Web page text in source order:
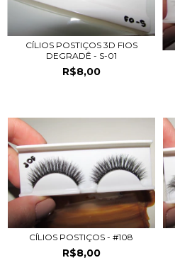
CÍLIOS POSTIÇOS 3D FIOS
DEGRADÊ - S-01
R$8,00
CÍLIOS POSTIÇOS - #108
R$8,00